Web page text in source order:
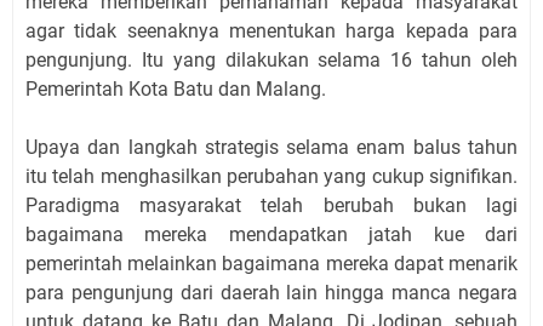
agar tidak seenaknya menentukan harga kepada para
pengunjung. Itu yang dilakukan selama 16 tahun oleh
Pemerintah Kota Batu dan Malang.
Upaya dan langkah strategis selama enam balus tahun
itu telah menghasilkan perubahan yang cukup signifikan.
Paradigma masyarakat telah berubah bukan lagi
bagaimana mereka mendapatkan jatah kue dari
pemerintah melainkan bagaimana mereka dapat menarik
para pengunjung dari daerah lain hingga manca negara